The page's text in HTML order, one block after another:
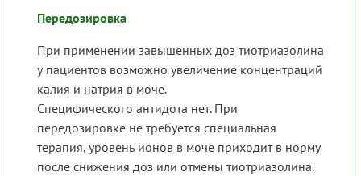
Передозировка
При применении завышенных доз тиотриазолина
у пациентов возможно увеличение концентраций
калия и натрия в моче.
Специфического антидота нет. При
передозировке не требуется специальная
терапия, уровень ионов в моче приходит в норму
после снижения доз или отмены тиотриазолина.